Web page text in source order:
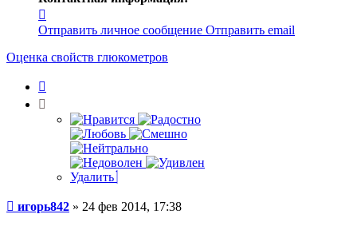
информация
пользователя
игорь842
Отправить личное сообщение Отправить email
Оценка свойств глюкометров
Удалить
Сообщение
игорь842 » 24 фев 2014, 17:38